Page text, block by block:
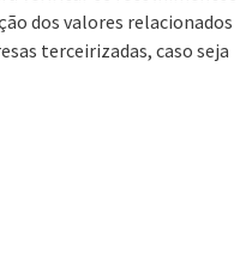
dos valores relacionados
terceirizadas, caso seja